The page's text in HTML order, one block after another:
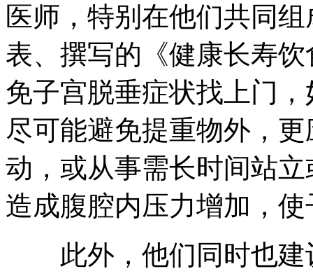
医师，特别在他们共同
表、撰写的《健康长寿
免子宫脱垂症状找上门
尽可能避免提重物外，
动，或从事需长时间站
造成腹腔内压力增加，
此外，他们同时也建